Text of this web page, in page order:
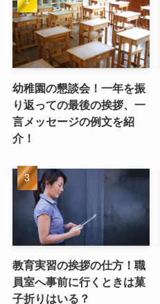
幼稚園の懇談会！一年を振
り返っての最後の挨拶、一
言メッセージの例文を紹
介！
教育実習の挨拶の仕方！職
員室へ事前に行くときは菓
子折りはいる？